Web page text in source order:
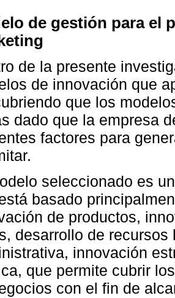
de gestión para el
de la presente
de innovación que
que los
dado que la empresa
factores para
seleccionado es
basado
de productos,
desarrollo de
innovación
que permite cubrir
con el fin de